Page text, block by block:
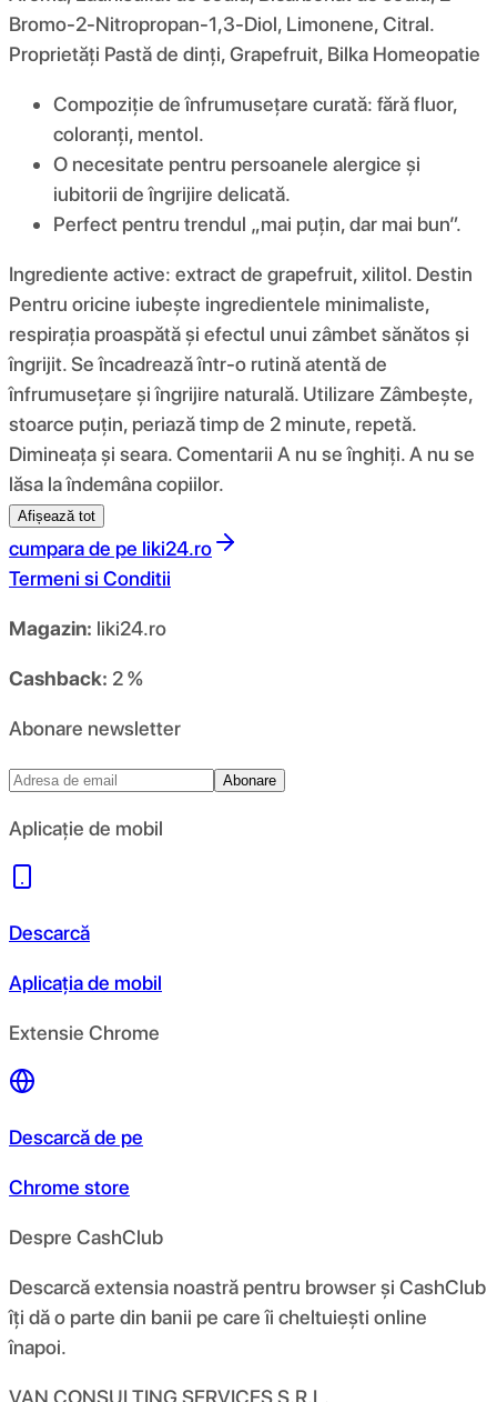
Bromo-2-Nitropropan-1,3-Diol, Limonene, Citral.
Proprietăți Pastă de dinți, Grapefruit, Bilka Homeopatie
Compoziție de înfrumusețare curată: fără fluor,
coloranți, mentol.
O necesitate pentru persoanele alergice și
iubitorii de îngrijire delicată.
Perfect pentru trendul „mai puțin, dar mai bun”.
Ingrediente active: extract de grapefruit, xilitol. Destin
Pentru oricine iubește ingredientele minimaliste,
respirația proaspătă și efectul unui zâmbet sănătos și
îngrijit. Se încadrează într-o rutină atentă de
înfrumusețare și îngrijire naturală. Utilizare Zâmbește,
stoarce puțin, periază timp de 2 minute, repetă.
Dimineața și seara. Comentarii A nu se înghiți. A nu se
lăsa la îndemâna copiilor.
Afișează tot
cumpara de pe liki24.ro
Termeni si Conditii
Magazin: liki24.ro
Cashback: 2 %
Abonare newsletter
Abonare
Aplicație de mobil
Descarcă
Aplicația de mobil
Extensie Chrome
Descarcă de pe
Chrome store
Despre CashClub
Descarcă extensia noastră pentru browser și CashClub
îți dă o parte din banii pe care îi cheltuiești online
înapoi.
VAN CONSULTING SERVICES S.R.L.